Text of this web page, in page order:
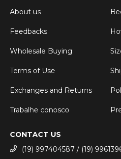
About us
Feedbacks
Wholesale Buying
Terms of Use
Exchanges and Returns
Trabalhe conosco
CONTACT US
(19) 997404587 / (19)